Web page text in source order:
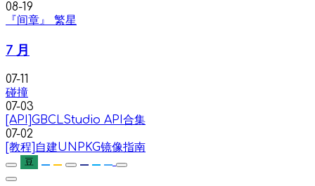
08-19
『间章』 繁星
7 月
07-11
碰撞
07-03
[API]GBCLStudio API合集
07-02
[教程]自建UNPKG镜像指南
豆